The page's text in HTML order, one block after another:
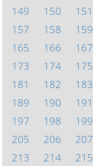
149
150 151
157
158 159
165
166 167
173
174 175
181
182 183
189
190 191
197
198 199
205
206 207
213
214 215